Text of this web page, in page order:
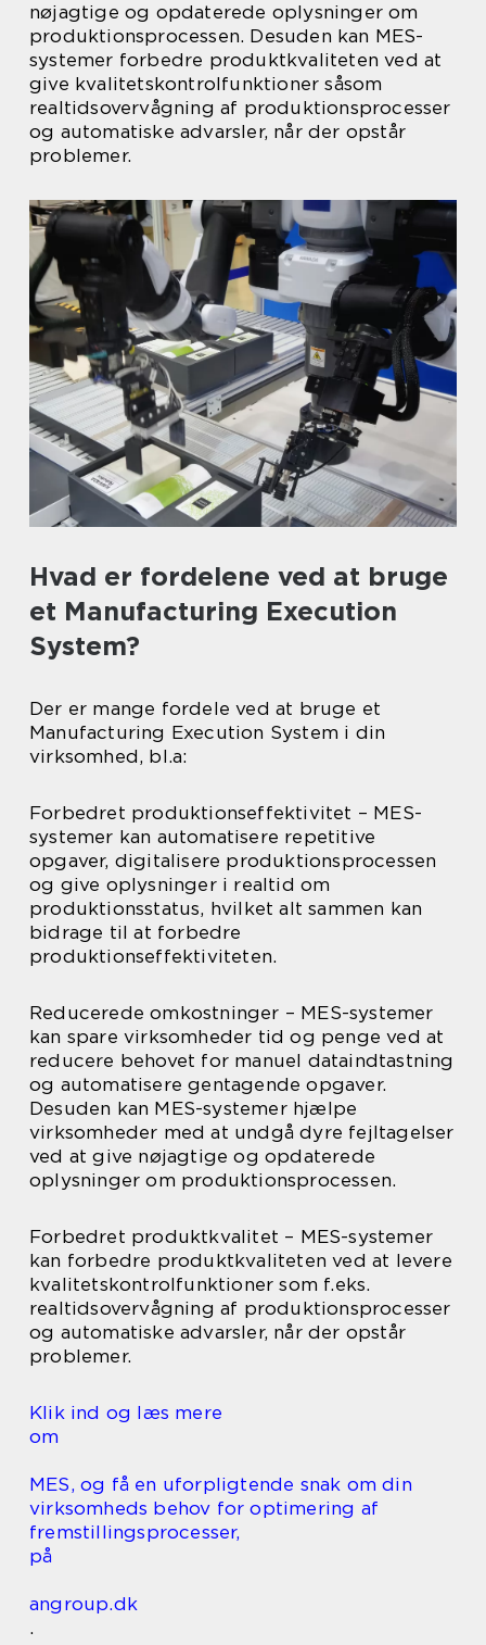
nøjagtige og opdaterede oplysninger om
produktionsprocessen. Desuden kan MES-
systemer forbedre produktkvaliteten ved at
give kvalitetskontrolfunktioner såsom
realtidsovervågning af produktionsprocesser
og automatiske advarsler, når der opstår
problemer.
Hvad er fordelene ved at bruge
et Manufacturing Execution
System?
Der er mange fordele ved at bruge et
Manufacturing Execution System i din
virksomhed, bl.a:
Forbedret produktionseffektivitet – MES-
systemer kan automatisere repetitive
opgaver, digitalisere produktionsprocessen
og give oplysninger i realtid om
produktionsstatus, hvilket alt sammen kan
bidrage til at forbedre
produktionseffektiviteten.
Reducerede omkostninger – MES-systemer
kan spare virksomheder tid og penge ved at
reducere behovet for manuel dataindtastning
og automatisere gentagende opgaver.
Desuden kan MES-systemer hjælpe
virksomheder med at undgå dyre fejltagelser
ved at give nøjagtige og opdaterede
oplysninger om produktionsprocessen.
Forbedret produktkvalitet – MES-systemer
kan forbedre produktkvaliteten ved at levere
kvalitetskontrolfunktioner som f.eks.
realtidsovervågning af produktionsprocesser
og automatiske advarsler, når der opstår
problemer.
Klik ind og læs mere
om
MES, og få en uforpligtende snak om din
virksomheds behov for optimering af
fremstillingsprocesser,
på
angroup.dk
.